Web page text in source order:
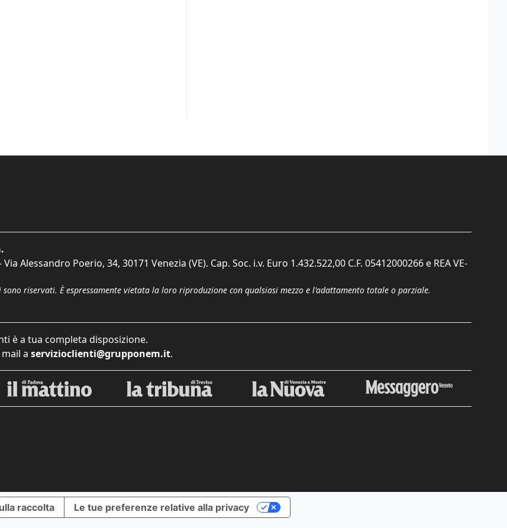
Alessandro Poerio, 34, 30171 Venezia (VE). Cap. Soc. i.v. Euro 1.432.522,00 C.F. 05412000266 e REA VE-
riservati. È espressamente vietata la loro riproduzione con qualsiasi mezzo e l'adattamento totale o parziale.
è a tua completa disposizione.
a servizioclienti@grupponem.it.
raccolta Le tue preferenze relative alla privacy